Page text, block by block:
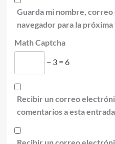
Guarda mi nombre,
navegador para la
Math Captcha
− 3 = 6
Recibir un correo
comentarios a esta